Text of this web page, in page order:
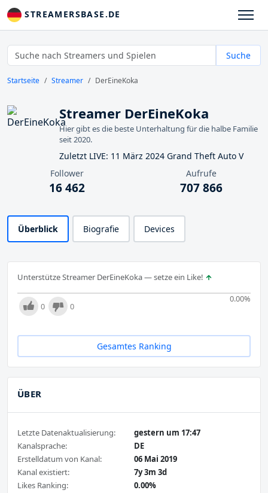
STREAMERSBASE.DE
Suche
Startseite Streamer DerEineKoka
Streamer DerEineKoka
Hier gibt es die beste Unterhaltung für die halbe Familie
seit 2020.
Zuletzt LIVE: 11 März 2024 Grand Theft Auto V
Follower
16 462
Aufrufe
707 866
Überblick Biografie Devices
Unterstütze Streamer DerEineKoka — setze ein Like!
0.00%
0 0
Gesamtes Ranking
ÜBER
Letzte Datenaktualisierung:
gestern um 17:47
Kanalsprache:
DE
Erstelldatum von Kanal:
06 Mai 2019
Kanal existiert:
7y 3m 3d
Likes Ranking:
0.00%